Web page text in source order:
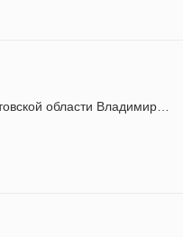
области Владимир…